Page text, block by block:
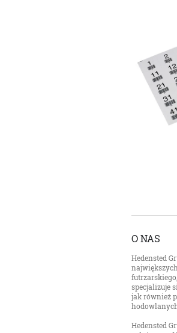
O NAS
Hedensted
specjalizuje
jak również
Hedensted